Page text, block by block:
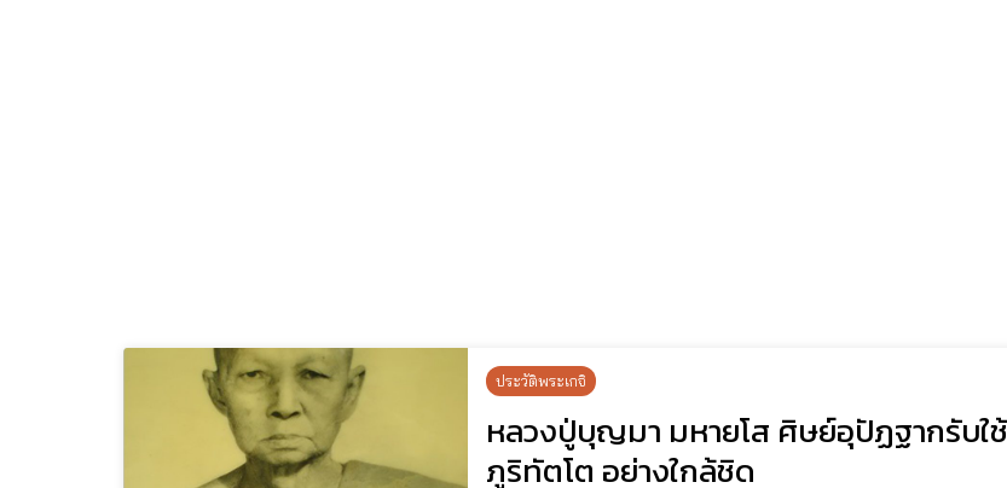
ประวัติพระเกจิ
หลวงปู่บุญมา มหายโส ศิษย์อุปัฏฐากรับใ
ภูริทัตโต อย่างใกล้ชิด